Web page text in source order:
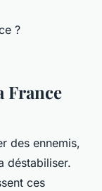
France
des ennemis,
déstabiliser.
ces